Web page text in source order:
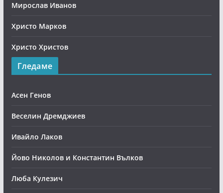
Мирослав Иванов
Христо Марков
Христо Христов
Гледаме
Асен Генов
Веселин Дремджиев
Ивайло Лаков
Йово Николов и Константин Вълков
Люба Кулезич